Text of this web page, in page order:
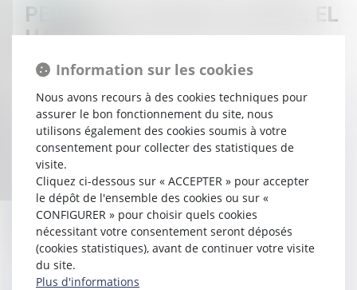
PECH DE LACLAUSE, JAULIN, EL
HAZMI
1 boulevard gambetta
Tél : 04 68 65 30 30
Fax : 04 68 32 52 31
N° SIRET : 38443784400028
Directeur
Directeur de la publication
Régis PECH DE LACLAUSE
Information sur les cookies
Nous avons recours à des cookies techniques pour
assurer le bon fonctionnement du site, nous
utilisons également des cookies soumis à votre
consentement pour collecter des statistiques de
visite.
Cliquez ci-dessous sur « ACCEPTER » pour accepter
le dépôt de l'ensemble des cookies ou sur «
CONFIGURER » pour choisir quels cookies
nécessitant votre consentement seront déposés
(cookies statistiques), avant de continuer votre visite
du site.
Plus d'informations